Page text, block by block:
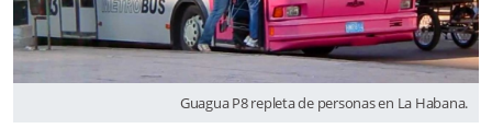
Guagua P8 repleta de personas en La Habana.